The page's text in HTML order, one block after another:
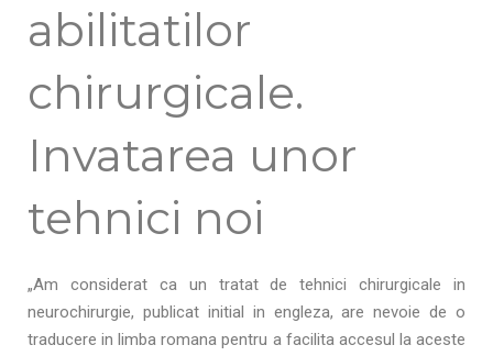
abilitatilor
chirurgicale.
Invatarea unor
tehnici noi
„Am considerat ca un tratat de tehnici chirurgicale in
neurochirurgie, publicat initial in engleza,are nevoie de o
traducere in limba romana pentru a facilita accesul la aceste